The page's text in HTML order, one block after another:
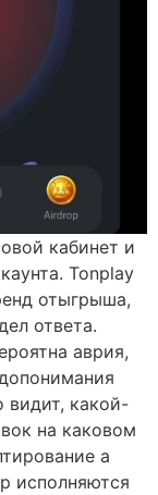
кабинет и
Tonplay
отыгрыша,
ответа.
аврия,
видит, какой-
на каковом
а
исполняются